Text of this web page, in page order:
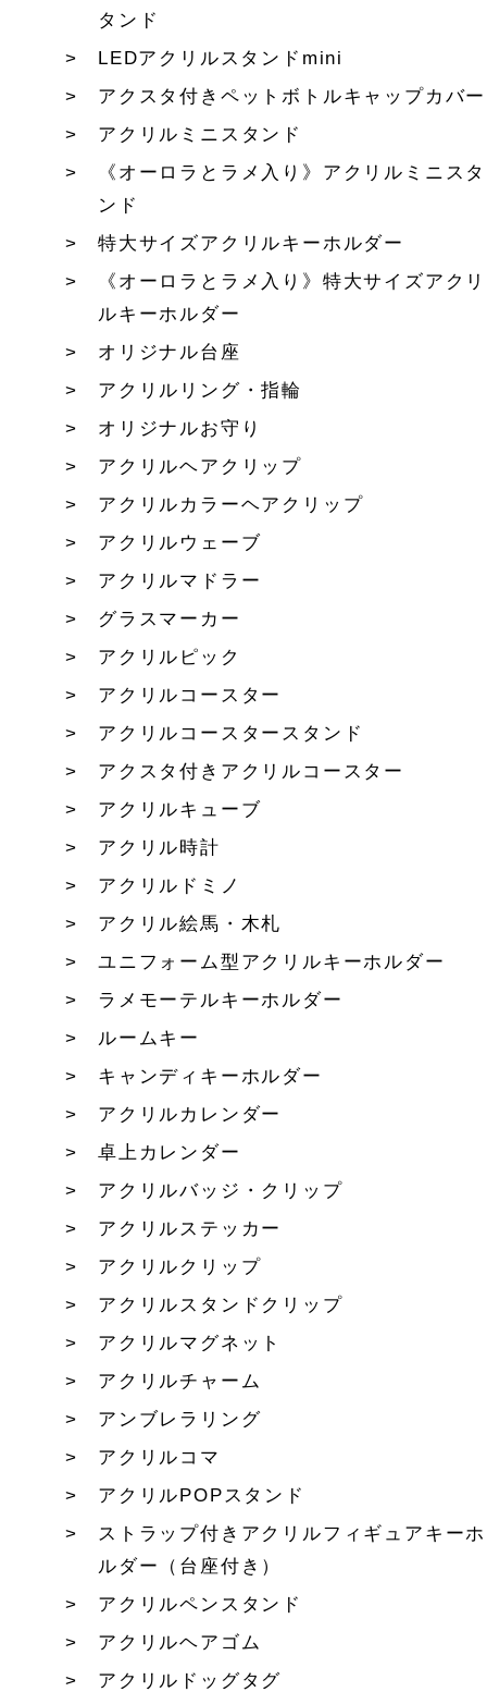
タンド
LEDアクリルスタンドmini
アクスタ付きペットボトルキャップカバー
アクリルミニスタンド
《オーロラとラメ入り》アクリルミニスタ
ンド
特大サイズアクリルキーホルダー
《オーロラとラメ入り》特大サイズアクリ
ルキーホルダー
オリジナル台座
アクリルリング・指輪
オリジナルお守り
アクリルヘアクリップ
アクリルカラーヘアクリップ
アクリルウェーブ
アクリルマドラー
グラスマーカー
アクリルピック
アクリルコースター
アクリルコースタースタンド
アクスタ付きアクリルコースター
アクリルキューブ
アクリル時計
アクリルドミノ
アクリル絵馬・木札
ユニフォーム型アクリルキーホルダー
ラメモーテルキーホルダー
ルームキー
キャンディキーホルダー
アクリルカレンダー
卓上カレンダー
アクリルバッジ・クリップ
アクリルステッカー
アクリルクリップ
アクリルスタンドクリップ
アクリルマグネット
アクリルチャーム
アンブレラリング
アクリルコマ
アクリルPOPスタンド
ストラップ付きアクリルフィギュアキーホ
ルダー（台座付き）
アクリルペンスタンド
アクリルヘアゴム
アクリルドッグタグ